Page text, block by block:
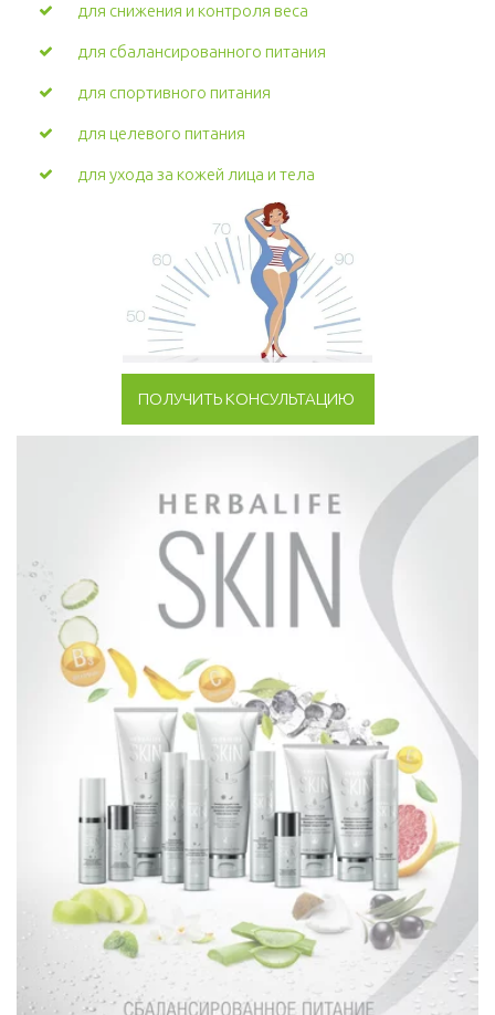
для снижения и контроля веса
для сбалансированного питания
для спортивного питания
для целевого питания
для ухода за кожей лица и тела
ПОЛУЧИТЬ КОНСУЛЬТАЦИЮ